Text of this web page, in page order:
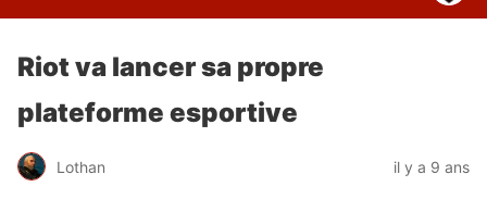
Riot va lancer sa propre
plateforme esportive
Lothan il y a 9 ans